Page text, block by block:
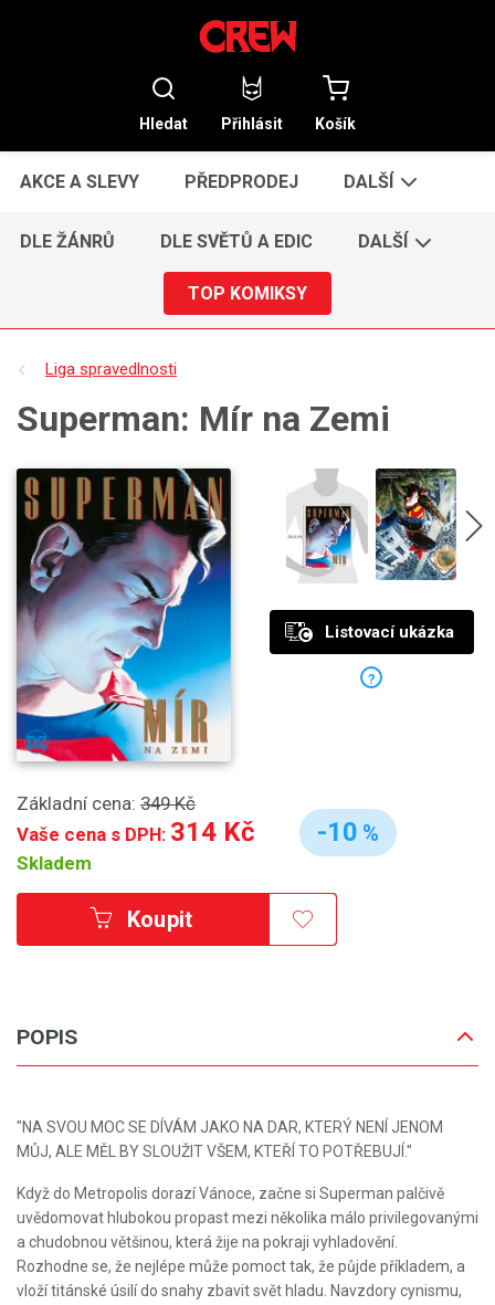
Hledat Přihlásit Košík
AKCE A SLEVY PŘEDPRODEJ DALŠÍ
DLE ŽÁNRŮ DLE SVĚTŮ A EDIC DALŠÍ
TOP KOMIKSY
Liga spravedlnosti
Superman: Mír na Zemi
Základní cena: 349 Kč
Vaše cena s DPH: 314 Kč
Skladem
-10 %
Koupit
POPIS
"NA SVOU MOC SE DÍVÁM JAKO NA DAR, KTERÝ NENÍ JENOM
MŮJ, ALE MĚL BY SLOUŽIT VŠEM, KTEŘÍ TO POTŘEBUJÍ."
Když do Metropolis dorazí Vánoce, začne si Superman palčivě
uvědomovat hlubokou propast mezi několika málo privilegovanými
a chudobnou většinou, která žije na pokraji vyhladovění.
Rozhodne se, že nejlépe může pomoct tak, že půjde příkladem, a
vloží titánské úsilí do snahy zbavit svět hladu. Navzdory cynismu,
Listovací ukázka
?